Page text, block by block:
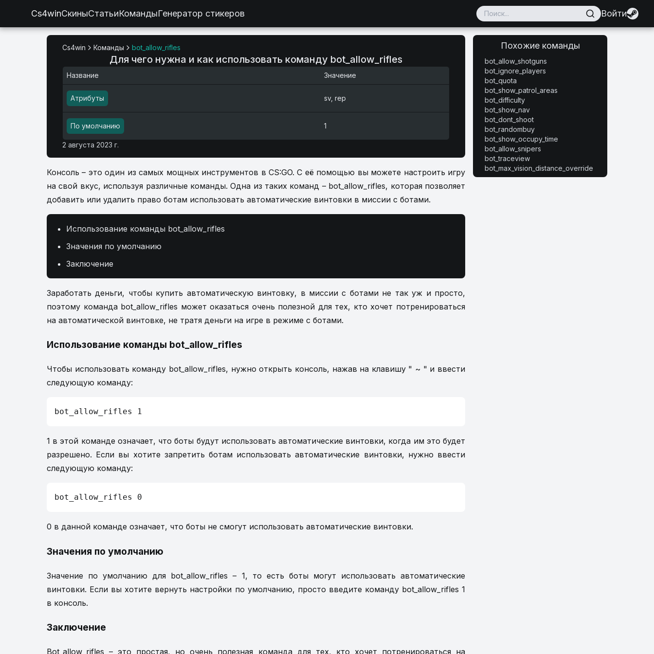
Cs4winСкиныСтатьиКомандыГенератор стикеров Войти
Cs4win Команды bot_allow_rifles
Для чего нужна и как использовать команду bot_allow_rifles
Название Значение
Атрибуты sv, rep
По умолчанию 1
2 августа 2023 г.
Консоль – это один из самых мощных инструментов в CS:GO. С её помощью вы можете настроить игру
на свой вкус, используя различные команды. Одна из таких команд – bot_allow_rifles, которая позволяет
добавить или удалить право ботам использовать автоматические винтовки в миссии с ботами.
Использование команды bot_allow_rifles
Значения по умолчанию
Заключение
Заработать деньги, чтобы купить автоматическую винтовку, в миссии с ботами не так уж и просто,
поэтому команда bot_allow_rifles может оказаться очень полезной для тех, кто хочет потренироваться
на автоматической винтовке, не тратя деньги на игре в режиме с ботами.
Использование команды bot_allow_rifles
Чтобы использовать команду bot_allow_rifles, нужно открыть консоль, нажав на клавишу " ~ " и ввести
следующую команду:
bot_allow_rifles 1
1 в этой команде означает, что боты будут использовать автоматические винтовки, когда им это будет
разрешено. Если вы хотите запретить ботам использовать автоматические винтовки, нужно ввести
следующую команду:
bot_allow_rifles 0
0 в данной команде означает, что боты не смогут использовать автоматические винтовки.
Значения по умолчанию
Значение по умолчанию для bot_allow_rifles – 1, то есть боты могут использовать автоматические
винтовки. Если вы хотите вернуть настройки по умолчанию, просто введите команду bot_allow_rifles 1
в консоль.
Заключение
Bot_allow_rifles – это простая, но очень полезная команда для тех, кто хочет потренироваться на
Похожие команды
bot_allow_shotguns
bot_ignore_players
bot_quota
bot_show_patrol_areas
bot_difficulty
bot_show_nav
bot_dont_shoot
bot_randombuy
bot_show_occupy_time
bot_allow_snipers
bot_traceview
bot_max_vision_distance_override